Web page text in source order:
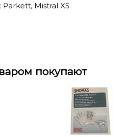
Mistral XS
инжекторно-циклонный
распылитель (WET-JET
на дно емкости аква-
покупают